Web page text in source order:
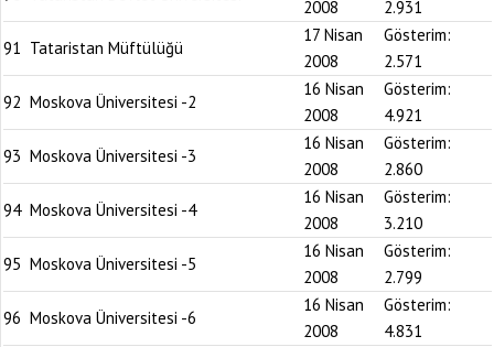
2008
2.931
91 Tataristan Müftülüğü
17 Nisan
2008
Gösterim:
2.571
92 Moskova Üniversitesi -2
16 Nisan
2008
Gösterim:
4.921
93 Moskova Üniversitesi -3
16 Nisan
2008
Gösterim:
2.860
94 Moskova Üniversitesi -4
16 Nisan
2008
Gösterim:
3.210
95 Moskova Üniversitesi -5
16 Nisan
2008
Gösterim:
2.799
96 Moskova Üniversitesi -6
16 Nisan
2008
Gösterim:
4.831